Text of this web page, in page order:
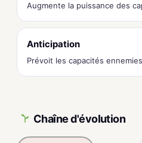
Augmente la puissance des
Anticipation
Prévoit les capacités
Chaîne d'évolution